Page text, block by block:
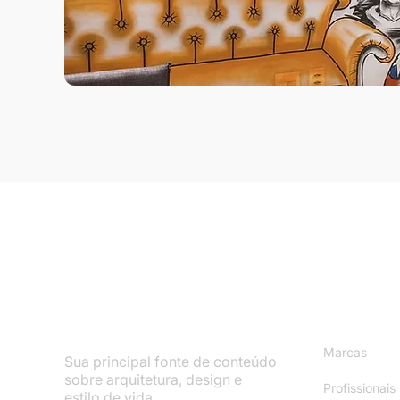
Sua principal fonte de conteúdo
sobre arquitetura, design e
Marcas
Profissionais